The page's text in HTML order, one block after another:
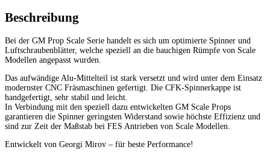
Beschreibung
Bei der GM Prop Scale Serie handelt es sich um optimierte Spinner und
Luftschraubenblätter, welche speziell an die bauchigen Rümpfe von Scale
Modellen angepasst wurden.
Das aufwändige Alu-Mittelteil ist stark versetzt und wird unter dem Einsatz
modernster CNC Fräsmaschinen gefertigt. Die CFK-Spinnerkappe ist
handgefertigt, sehr stabil und leicht.
In Verbindung mit den speziell dazu entwickelten GM Scale Props
garantieren die Spinner geringsten Widerstand sowie höchste Effizienz und
sind zur Zeit der Maßstab bei FES Antrieben von Scale Modellen.
Entwickelt von Georgi Mirov – für beste Performance!